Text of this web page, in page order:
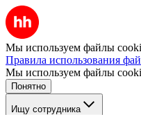
Мы используем файлы
Правила использования
Мы используем файлы
Понятно
Ищу сотрудника